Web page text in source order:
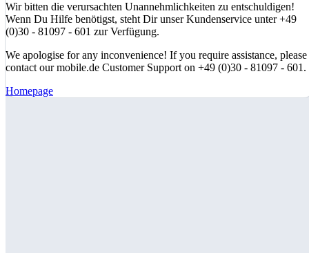
Wir bitten die verursachten Unannehmlichkeiten zu entschuldigen!
Wenn Du Hilfe benötigst, steht Dir unser Kundenservice unter +49
(0)30 - 81097 - 601 zur Verfügung.
We apologise for any inconvenience! If you require assistance, please
contact our mobile.de Customer Support on +49 (0)30 - 81097 - 601.
Homepage